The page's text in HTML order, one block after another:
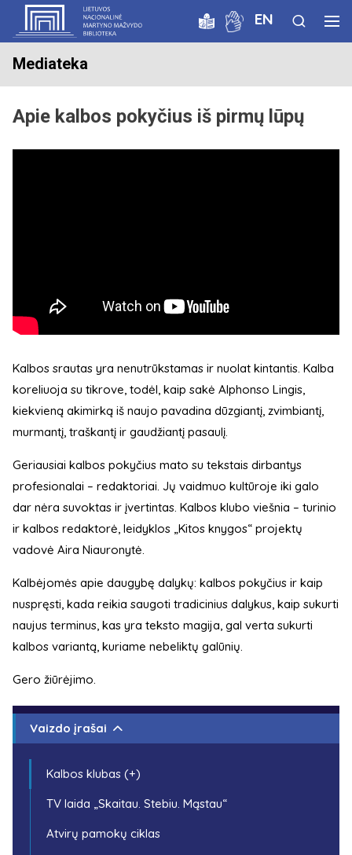
EN
Mediateka
Apie kalbos pokyčius iš pirmų lūpų
Kalbos srautas yra nenutrūkstamas ir nuolat kintantis. Kalba
koreliuoja su tikrove, todėl, kaip sakė Alphonso Lingis,
kiekvieną akimirką iš naujo pavadina dūzgiantį, zvimbiantį,
murmantį, traškantį ir gaudžiantį pasaulį.
Geriausiai kalbos pokyčius mato su tekstais dirbantys
profesionalai – redaktoriai. Jų vaidmuo kultūroje iki galo
dar nėra suvoktas ir įvertintas. Kalbos klubo viešnia – turinio
ir kalbos redaktorė, leidyklos „Kitos knygos“ projektų
vadovė Aira Niauronytė.
Kalbėjomės apie daugybę dalykų: kalbos pokyčius ir kaip
nuspręsti, kada reikia saugoti tradicinius dalykus, kaip sukurti
naujus terminus, kas yra teksto magija, gal verta sukurti
kalbos variantą, kuriame nebeliktų galūnių.
Gero žiūrėjimo.
Vaizdo įrašai
Kalbos klubas (+)
TV laida „Skaitau. Stebiu. Mąstau“
Atvirų pamokų ciklas